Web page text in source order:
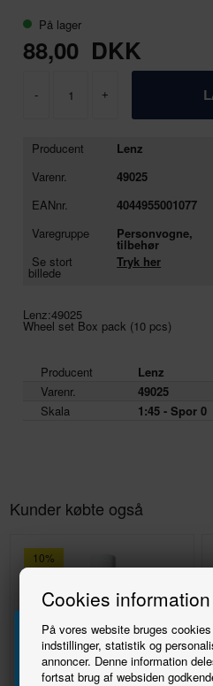
Cookies information
På vores website bruges
indstillinger, statistik og
annoncer. Denne information
fortsat brug af websiden
På lager
88,00 DKK
- +
Producent
Lenz
Varenr.
49025
EANnr.
4044955001077
Varegruppe
Personvogne,
tilbehør
Se stort
billede
Tryk her
Lenz:49025
Wheel set Box pack (10 pcs)
Producent
Lenz
Varenr.
49025
Skala
1:45 - Spor 0
Kunder købte også
10%